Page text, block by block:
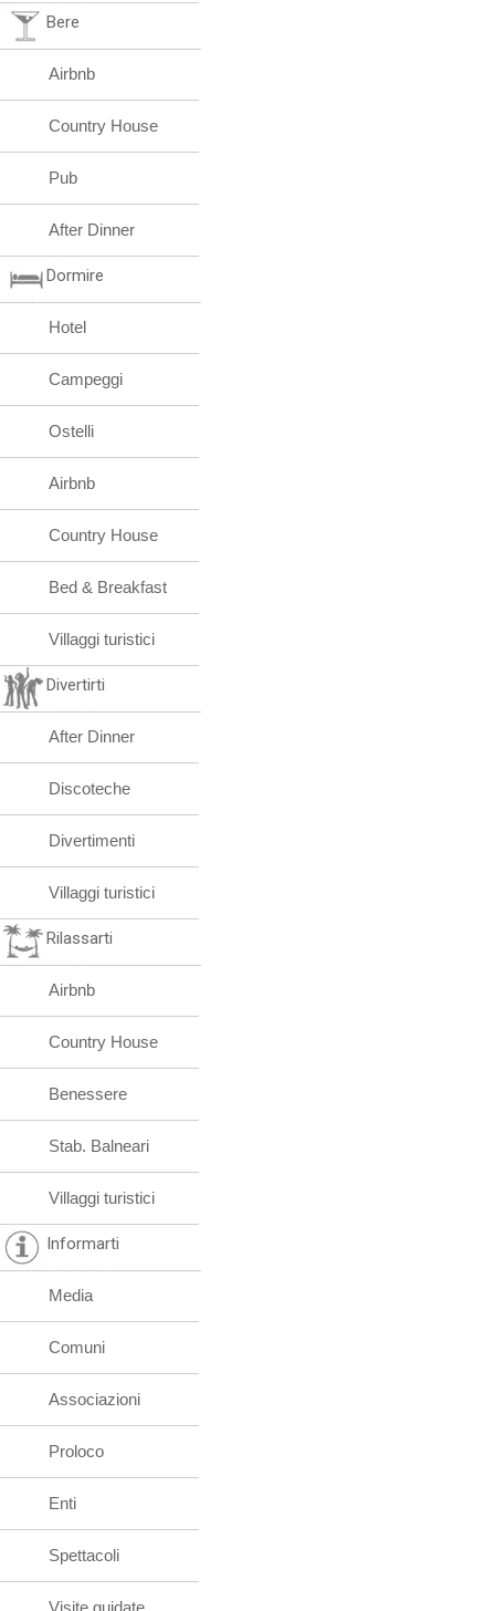
Bere
Airbnb
Country House
Pub
After Dinner
Dormire
Hotel
Campeggi
Ostelli
Airbnb
Country House
Bed & Breakfast
Villaggi turistici
Divertirti
After Dinner
Discoteche
Divertimenti
Villaggi turistici
Rilassarti
Airbnb
Country House
Benessere
Stab. Balneari
Villaggi turistici
Informarti
Media
Comuni
Associazioni
Proloco
Enti
Spettacoli
Visite guidate